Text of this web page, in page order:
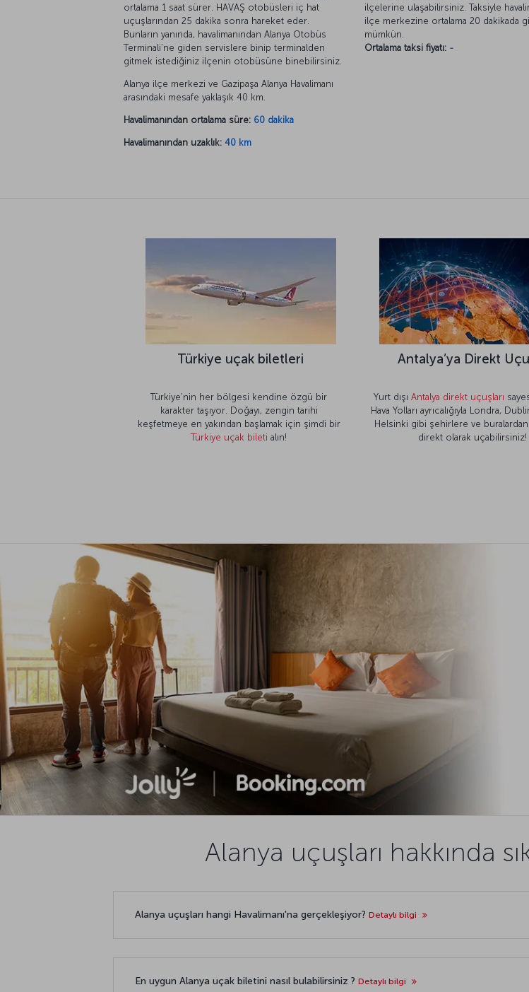
ortalama 1 saat sürer. HAVAŞ otobüsleri iç hat
uçuşlarından 25 dakika sonra hareket eder.
Bunların yanında, havalimanından Alanya Otobüs
Terminali’ne giden servislere binip terminalden
gitmek istediğiniz ilçenin otobüsüne binebilirsiniz.
Alanya ilçe merkezi ve Gazipaşa Alanya Havalimanı
arasındaki mesafe yaklaşık 40 km.
Havalimanından ortalama süre: 60 dakika
Havalimanından uzaklık: 40 km
ilçelerine ulaşabilirsiniz. Taksiyle
ilçe merkezine ortalama 20 dakikada
mümkün.
Ortalama taksi fiyatı: -
Türkiye uçak biletleri
Türkiye’nin her bölgesi kendine özgü bir
karakter taşıyor. Doğayı, zengin tarihi
keşfetmeye en yakından başlamak için şimdi bir
Türkiye uçak bileti alın!
Antalya’ya Direkt
Yurt dışı Antalya direkt uçuşları
Hava Yolları ayrıcalığıyla Londra,
Helsinki gibi şehirlere ve buralardan
direkt olarak uçabilirsiniz!
Alanya uçuşları hakkında
Alanya uçuşları hangi Havalimanı'na gerçekleşiyor? Detaylı bilgi
En uygun Alanya uçak biletini nasıl bulabilirsiniz ? Detaylı bilgi